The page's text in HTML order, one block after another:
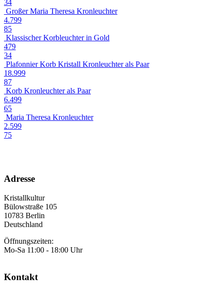
34
Großer Maria Theresa Kronleuchter
4.799
85
Klassischer Korbleuchter in Gold
479
34
Plafonnier Korb Kristall Kronleuchter als Paar
18.999
87
Korb Kronleuchter als Paar
6.499
65
Maria Theresa Kronleuchter
2.599
75
Adresse
Kristallkultur
Bülowstraße 105
10783 Berlin
Deutschland
Öffnungszeiten:
Mo-Sa 11:00 - 18:00 Uhr
Kontakt